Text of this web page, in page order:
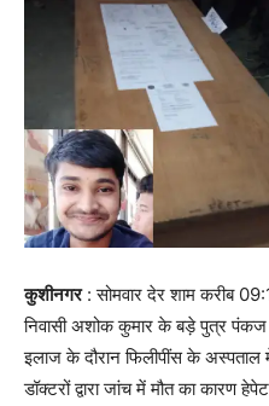
कुशीनगर: सोमवार देर शाम करीब
निवासी अशोक कुमार के बड़े पुत्र पंकज
इलाज के दौरान फिलीपींस के अस्पताल
डॉक्टरों द्वारा जांच में मौत का कारण